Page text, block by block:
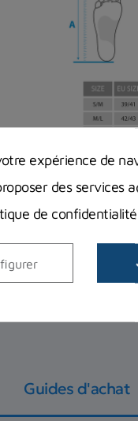
Guides d'achat
expérience de
des services
de